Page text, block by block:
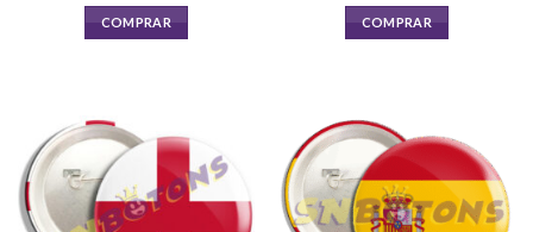
COMPRAR COMPRAR